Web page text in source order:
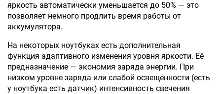
яркость автоматически уменьшается до 50% — это
позволяет немного продлить время работы от
аккумулятора.
На некоторых ноутбуках есть дополнительная
функция адаптивного изменения уровня яркости. Её
предназначение — экономия заряда энергии. При
низком уровне заряда или слабой освещённости (есть
у ноутбука есть датчик) интенсивность свечения